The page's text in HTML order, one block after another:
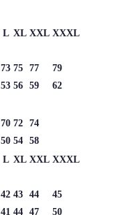
L XL XXL XXXL
73 75 77
79
53 56 59
62
70 72 74
50 54 58
L XL XXL XXXL
42 43 44
45
41 44 47
50